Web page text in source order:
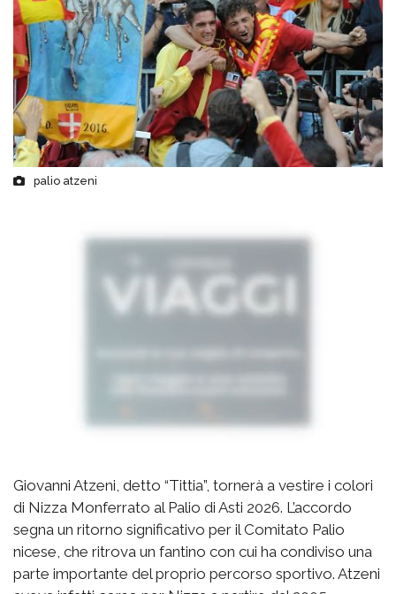
palio atzeni
Giovanni Atzeni, detto “Tittia”, tornerà a vestire i colori
di Nizza Monferrato al Palio di Asti 2026. L’accordo
segna un ritorno significativo per il Comitato Palio
nicese, che ritrova un fantino con cui ha condiviso una
parte importante del proprio percorso sportivo. Atzeni